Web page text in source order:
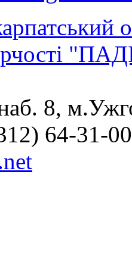
8,
64-31-